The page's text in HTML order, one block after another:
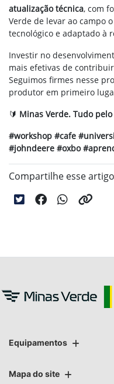
atualização técnica, com
Verde de levar ao campo
tecnológico e adaptado à
Investir no
mais efetivas de
Seguimos firmes nesse
produtor em primeiro
🔰 Minas Verde. Tudo
#workshop #cafe
#johndeere #oxbo
Compartilhe esse
Equipamentos
Mapa do site